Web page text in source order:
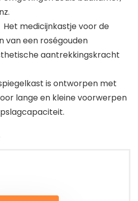
Het medicijnkastje voor de
van een roségouden
aantrekkingskracht
is ontworpen met
lange en kleine voorwerpen